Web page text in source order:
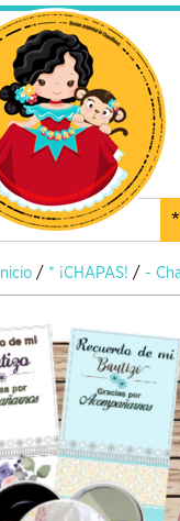
*
Inicio / * ¡CHAPAS! / -